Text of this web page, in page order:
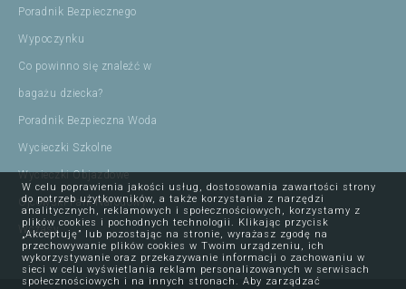
Poradnik Bezpiecznego
Wypoczynku
Co powinno się znaleźć w
bagażu dziecka?
Poradnik Bezpieczna Woda
Wycieczki Szkolne
Wycieczki Objazdowe
Ojcowski Park Narodowy
Wczasy
W celu poprawienia jakości usług, dostosowania zawartości strony
do potrzeb użytkowników, a także korzystania z narzędzi
analitycznych, reklamowych i społecznościowych, korzystamy z
plików cookies i pochodnych technologii. Klikając przycisk
„Akceptuję” lub pozostając na stronie, wyrażasz zgodę na
przechowywanie plików cookies w Twoim urządzeniu, ich
wykorzystywanie oraz przekazywanie informacji o zachowaniu w
sieci w celu wyświetlania reklam personalizowanych w serwisach
społecznościowych i na innych stronach. Aby zarządzać